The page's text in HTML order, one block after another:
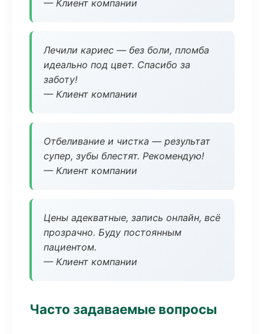
— Клиент компании
Лечили кариес — без боли, пломба
идеально под цвет. Спасибо за
заботу!
— Клиент компании
Отбеливание и чистка — результат
супер, зубы блестят. Рекомендую!
— Клиент компании
Цены адекватные, запись онлайн, всё
прозрачно. Буду постоянным
пациентом.
— Клиент компании
Часто задаваемые вопросы